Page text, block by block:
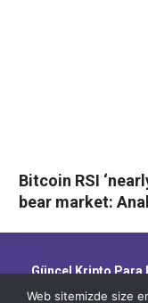
Bitcoin RSI
bear market:
Güncel Kripto Para
Blockchain
Web sitemizde size